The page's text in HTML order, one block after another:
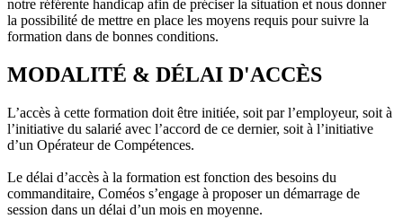
notre référente handicap afin de préciser la situation et nous donner
la possibilité de mettre en place les moyens requis pour suivre la
formation dans de bonnes conditions.
MODALITÉ & DÉLAI D'ACCÈS
L’accès à cette formation doit être initiée, soit par l’employeur, soit à
l’initiative du salarié avec l’accord de ce dernier, soit à l’initiative
d’un Opérateur de Compétences.
Le délai d’accès à la formation est fonction des besoins du
commanditaire, Coméos s’engage à proposer un démarrage de
session dans un délai d’un mois en moyenne.